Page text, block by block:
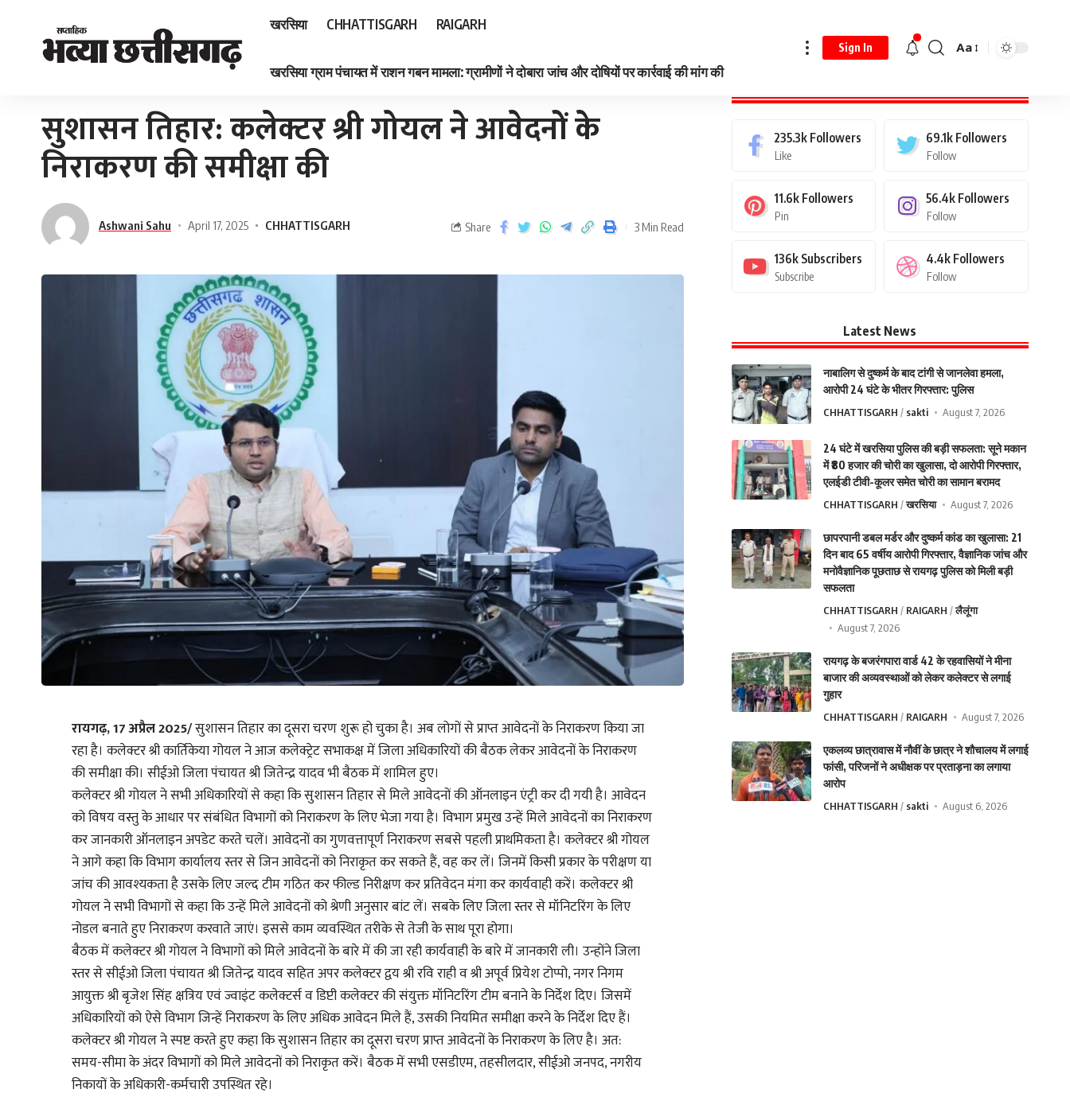
खरसिया CHHATTISGARH RAIGARH
खरसिया ग्राम पंचायत में राशन गबन मामला: ग्रामीणों ने दोबारा जांच और दोषियों पर कार्रवाई की मांग की
Sign In Aa
सुशासन तिहार: कलेक्टर श्री गोयल ने आवेदनों के
निराकरण की समीक्षा की
Ashwani Sahu April 17, 2025 CHHATTISGARH Share 3 Min Read
रायगढ़, 17 अप्रैल 2025/सुशासन तिहार का दूसरा चरण शुरू हो चुका है। अब लोगों से प्राप्त आवेदनों के निराकरण किया जा
रहा है। कलेक्टर श्री कार्तिकेया गोयल ने आज कलेक्ट्रेट सभाकक्ष में जिला अधिकारियों की बैठक लेकर आवेदनों के निराकरण
की समीक्षा की। सीईओ जिला पंचायत श्री जितेन्द्र यादव भी बैठक में शामिल हुए।
कलेक्टर श्री गोयल ने सभी अधिकारियों से कहा कि सुशासन तिहार से मिले आवेदनों की ऑनलाइन एंट्री कर दी गयी है। आवेदन
को विषय वस्तु के आधार पर संबंधित विभागों को निराकरण के लिए भेजा गया है। विभाग प्रमुख उन्हें मिले आवेदनों का निराकरण
कर जानकारी ऑनलाइन अपडेट करते चलें। आवेदनों का गुणवत्तापूर्ण निराकरण सबसे पहली प्राथमिकता है। कलेक्टर श्री गोयल
ने आगे कहा कि विभाग कार्यालय स्तर से जिन आवेदनों को निराकृत कर सकते हैं, वह कर लें। जिनमें किसी प्रकार के परीक्षण या
जांच की आवश्यकता है उसके लिए जल्द टीम गठित कर फील्ड निरीक्षण कर प्रतिवेदन मंगा कर कार्यवाही करें। कलेक्टर श्री
गोयल ने सभी विभागों से कहा कि उन्हें मिले आवेदनों को श्रेणी अनुसार बांट लें। सबके लिए जिला स्तर से मॉनिटरिंग के लिए
नोडल बनाते हुए निराकरण करवाते जाएं। इससे काम व्यवस्थित तरीके से तेजी के साथ पूरा होगा।
बैठक में कलेक्टर श्री गोयल ने विभागों को मिले आवेदनों के बारे में की जा रही कार्यवाही के बारे में जानकारी ली। उन्होंने जिला
स्तर से सीईओ जिला पंचायत श्री जितेन्द्र यादव सहित अपर कलेक्टर द्वय श्री रवि राही व श्री अपूर्व प्रियेश टोप्पो, नगर निगम
आयुक्त श्री बृजेश सिंह क्षत्रिय एवं ज्वाइंट कलेक्टर्स व डिप्टी कलेक्टर की संयुक्त मॉनिटरिंग टीम बनाने के निर्देश दिए। जिसमें
अधिकारियों को ऐसे विभाग जिन्हें निराकरण के लिए अधिक आवेदन मिले हैं, उसकी नियमित समीक्षा करने के निर्देश दिए हैं।
कलेक्टर श्री गोयल ने स्पष्ट करते हुए कहा कि सुशासन तिहार का दूसरा चरण प्राप्त आवेदनों के निराकरण के लिए है। अत:
समय-सीमा के अंदर विभागों को मिले आवेदनों को निराकृत करें। बैठक में सभी एसडीएम, तहसीलदार, सीईओ जनपद, नगरीय
निकायों के अधिकारी-कर्मचारी उपस्थित रहे।
235.3k Followers
Like
69.1k Followers
Follow
11.6k Followers
Pin
56.4k Followers
Follow
136k Subscribers
Subscribe
4.4k Followers
Follow
Latest News
नाबालिग से दुष्कर्म के बाद टांगी से जानलेवा हमला,
आरोपी 24 घंटे के भीतर गिरफ्तार: पुलिस
CHHATTISGARH sakti August 7, 2026
24 घंटे में खरसिया पुलिस की बड़ी सफलता: सूने मकान
में ₹80 हजार की चोरी का खुलासा, दो आरोपी गिरफ्तार,
एलईडी टीवी-कूलर समेत चोरी का सामान बरामद
CHHATTISGARH खरसिया August 7, 2026
छापरपानी डबल मर्डर और दुष्कर्म कांड का खुलासा: 21
दिन बाद 65 वर्षीय आरोपी गिरफ्तार, वैज्ञानिक जांच और
मनोवैज्ञानिक पूछताछ से रायगढ़ पुलिस को मिली बड़ी
सफलता
CHHATTISGARH RAIGARH
लैलूंगा
August 7, 2026
रायगढ़ के बजरंगपारा वार्ड 42 के रहवासियों ने मीना
बाजार की अव्यवस्थाओं को लेकर कलेक्टर से लगाई
गुहार
CHHATTISGARH RAIGARH August 7, 2026
एकलव्य छात्रावास में नौवीं के छात्र ने शौचालय में लगाई
फांसी, परिजनों ने अधीक्षक पर प्रताड़ना का लगाया
आरोप
CHHATTISGARH sakti August 6, 2026